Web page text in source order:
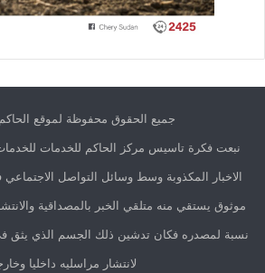
جميع الحقوق محفوظة لموقع الحاكم -
نبعت فكرة تاسيس مركز الحاكم للخدمات
الاخبار المكذوبة وسط وسائل التواصل
موثوق يستقي منه متلقي الخبر بالمصداقية
نسبة لمصدره فكان تدشين ذلك الجسم الذي يثق
لانتشار مراسليه داخليا